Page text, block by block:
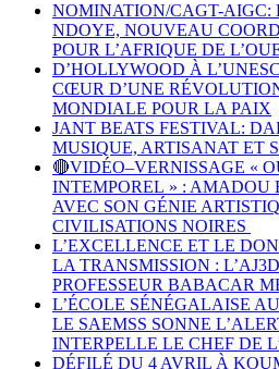
NOMINATION/CAGT-
NDOYE, NOUVEAU
POUR L’AFRIQUE DE
D’HOLLYWOOD À
CŒUR D’UNE
MONDIALE POUR LA PAIX
JANT BEATS FESTIVAL:
MUSIQUE, ARTISANAT ET
🔴VIDÉO–VERNISSAGE «
INTEMPOREL » : AMADOU
AVEC SON GÉNIE
CIVILISATIONS NOIRES
L’EXCELLENCE ET LE
LA TRANSMISSION :
PROFESSEUR BABACAR
L’ÉCOLE SÉNÉGALAISE
LE SAEMSS SONNE
INTERPELLE LE CHEF DE
DÉFILÉ DU 4 AVRIL À